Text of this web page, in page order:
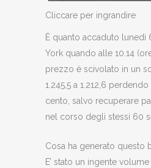
Cliccare per ingrandire
È quanto accaduto lunedì
York quando alle 10.14
prezzo è scivolato in un
1.245,5 a 1.212,6
cento, salvo recuperare
nel corso degli stessi 60
Cosa ha generato questo
E’ stato un ingente